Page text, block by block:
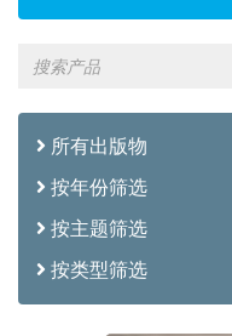
所有出版物
按年份筛选
按主题筛选
按类型筛选